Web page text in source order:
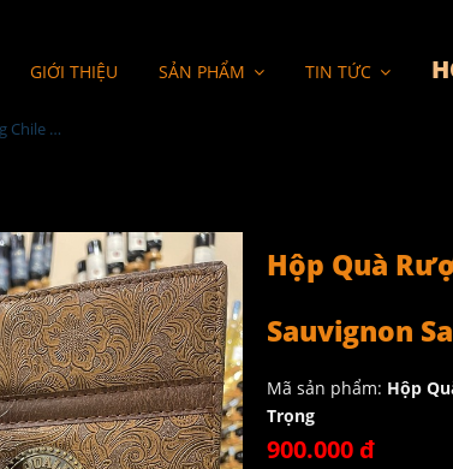
GIỚI THIỆU SẢN PHẨM TIN TỨC
Hộp Quà Rượu Vang Chile Yali Reserva Cabernet Sauvignon Sang Trọng
Hộp Quà
Sauvignon
Mã sản phẩm: Hộp
Trọng
900.000 đ